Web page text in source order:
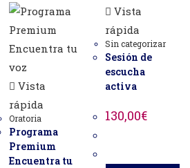
Vista
rápida
Oratoria
Programa
Premium
Encuentra tu
Vista
rápida
Sin categorizar
Sesión de
escucha
activa
130,00€